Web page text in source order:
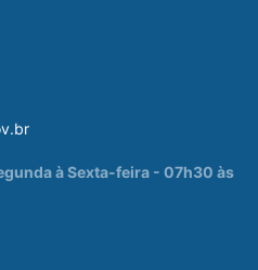
à Sexta-feira - 07h30 às